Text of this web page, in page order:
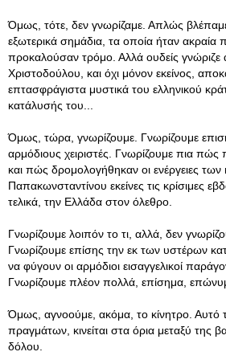
Όμως, τότε, δεν γνωρίζαμε. Απλώς
εξωτερικά σημάδια, τα οποία ήταν ακραία
προκαλούσαν τρόμο. Αλλά ουδείς
Χριστοδούλου, και όχι μόνον εκείνος,
επτασφράγιστα μυστικά του ελληνικού
κατάλυσής του...
Όμως, τώρα, γνωρίζουμε. Γνωρίζουμε
αρμόδιους χειριστές. Γνωρίζουμε πια
και πώς δρομολογήθηκαν οι ενέργειες
Παπακωνσταντίνου εκείνες τις κρίσιμες
τελικά, την Ελλάδα στον όλεθρο.
Γνωρίζουμε λοιπόν το τι, αλλά, δεν
Γνωρίζουμε επίσης την εκ των υστέρων
να φύγουν οι αρμόδιοι εισαγγελικοί
Γνωρίζουμε πλέον πολλά, επίσημα,
Όμως, αγνοούμε, ακόμα, το κίνητρο. Αυτό
πραγμάτων, κινείται στα όρια μεταξύ της
δόλου.